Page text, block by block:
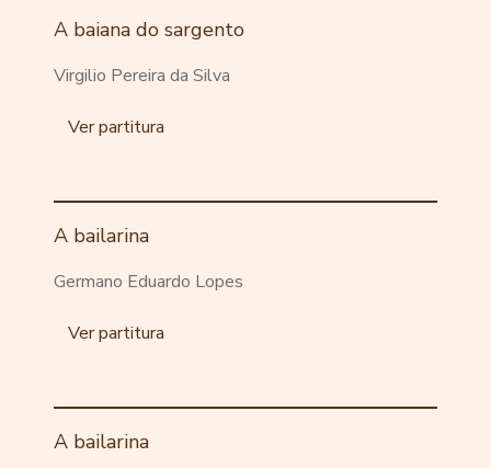
A baiana do sargento
Virgilio Pereira da Silva
Ver partitura
A bailarina
Germano Eduardo Lopes
Ver partitura
A bailarina